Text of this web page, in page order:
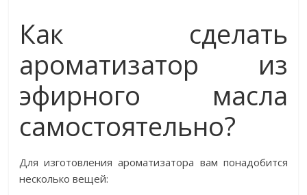
Как сделать
ароматизатор из
эфирного масла
самостоятельно?
Для изготовления ароматизатора вам понадобится
несколько вещей: